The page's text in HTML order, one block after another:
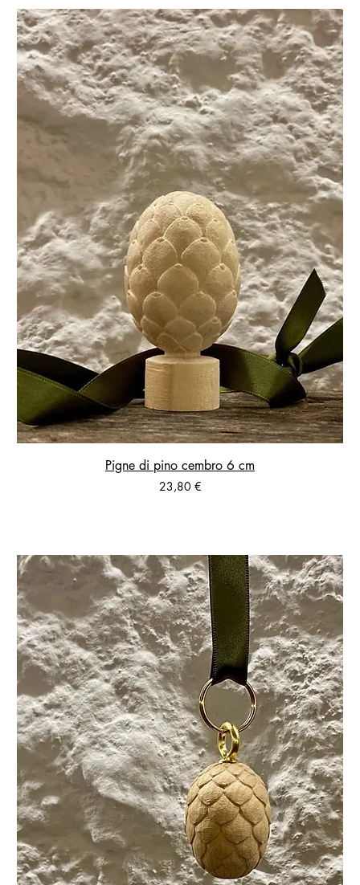
Pigne di pino cembro 6 cm
Prezzo
23,80 €